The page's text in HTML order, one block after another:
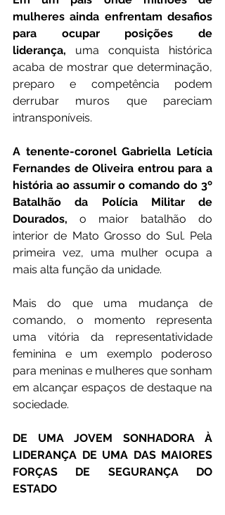
mulheres ainda enfrentam desafios
para ocupar posições de
liderança, uma conquista histórica
acaba de mostrar que determinação,
preparo e competência podem
derrubar muros que pareciam
intransponíveis.
A tenente-coronel Gabriella Letícia
Fernandes de Oliveira entrou para a
história ao assumir o comando do 3º
Batalhão da Polícia Militar de
Dourados, o maior batalhão do
interior de Mato Grosso do Sul. Pela
primeira vez, uma mulher ocupa a
mais alta função da unidade.
Mais do que uma mudança de
comando, o momento representa
uma vitória da representatividade
feminina e um exemplo poderoso
para meninas e mulheres que sonham
em alcançar espaços de destaque na
sociedade.
DE UMA JOVEM SONHADORA À
LIDERANÇA DE UMA DAS MAIORES
FORÇAS DE SEGURANÇA DO
ESTADO